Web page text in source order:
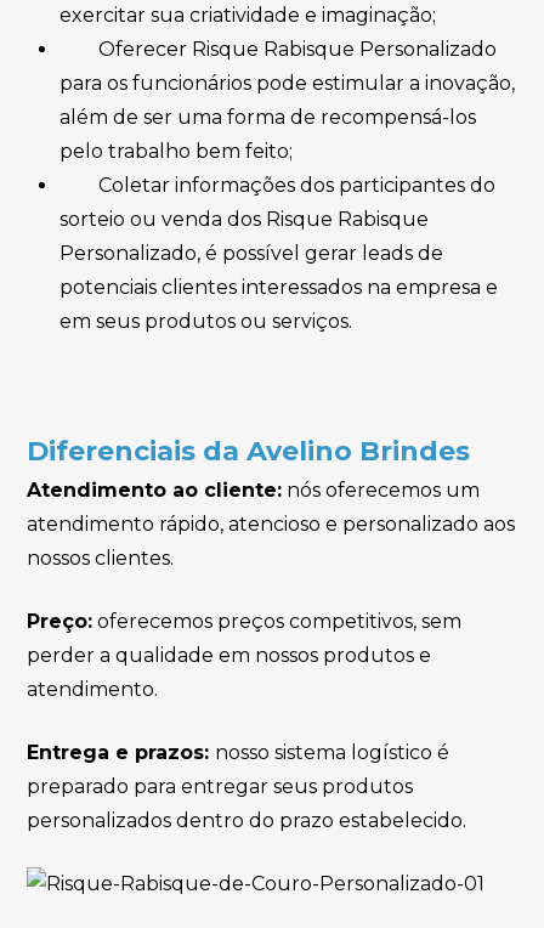
exercitar sua criatividade e imaginação;
Oferecer Risque Rabisque Personalizado
para os funcionários pode estimular a inovação,
além de ser uma forma de recompensá-los
pelo trabalho bem feito;
Coletar informações dos participantes do
sorteio ou venda dos Risque Rabisque
Personalizado, é possível gerar leads de
potenciais clientes interessados na empresa e
em seus produtos ou serviços.
Diferenciais da Avelino Brindes
Atendimento ao cliente: nós oferecemos um
atendimento rápido, atencioso e personalizado aos
nossos clientes.
Preço: oferecemos preços competitivos, sem
perder a qualidade em nossos produtos e
atendimento.
Entrega e prazos: nosso sistema logístico é
preparado para entregar seus produtos
personalizados dentro do prazo estabelecido.